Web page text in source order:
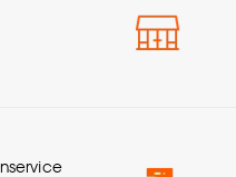
keuze altijd nog
onze